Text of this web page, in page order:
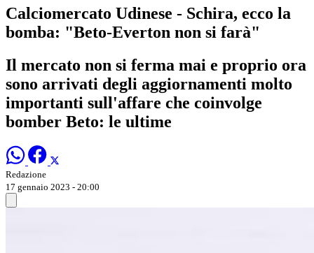
Calciomercato Udinese - Schira, ecco la
bomba: "Beto-Everton non si farà"
Il mercato non si ferma mai e proprio ora
sono arrivati degli aggiornamenti molto
importanti sull'affare che coinvolge
bomber Beto: le ultime
Redazione
17 gennaio 2023 - 20:00